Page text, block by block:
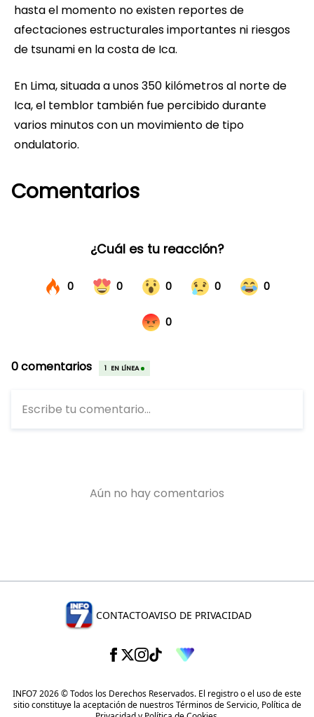
hasta el momento no existen reportes de
afectaciones estructurales importantes ni riesgos
de tsunami en la costa de Ica.
En Lima, situada a unos 350 kilómetros al norte de
Ica, el temblor también fue percibido durante
varios minutos con un movimiento de tipo
ondulatorio.
Comentarios
CONTACTOAVISO DE PRIVACIDAD
INFO7 2026 © Todos los Derechos Reservados. El registro o el uso de este
sitio constituye la aceptación de nuestrosTérminos de Servicio, Política de